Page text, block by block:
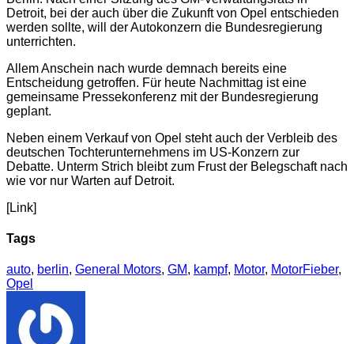
Detroit, bei der auch über die Zukunft von Opel entschieden
werden sollte, will der Autokonzern die Bundesregierung
unterrichten.
Allem Anschein nach wurde demnach bereits eine
Entscheidung getroffen. Für heute Nachmittag ist eine
gemeinsame Pressekonferenz mit der Bundesregierung
geplant.
Neben einem Verkauf von Opel steht auch der Verbleib des
deutschen Tochterunternehmens im US-Konzern zur
Debatte. Unterm Strich bleibt zum Frust der Belegschaft nach
wie vor nur Warten auf Detroit.
[Link]
Tags
auto, berlin, General Motors, GM, kampf, Motor, MotorFieber,
Opel